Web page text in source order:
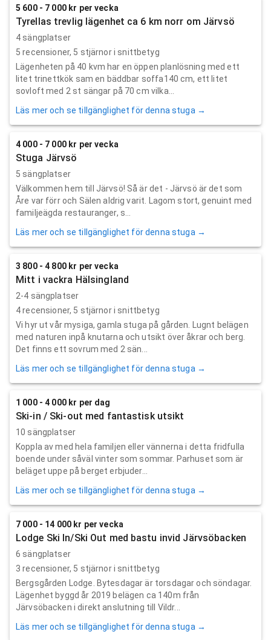
5 600 - 7 000 kr per vecka
Tyrellas trevlig lägenhet ca 6 km norr om Järvsö
4 sängplatser
5 recensioner, 5 stjärnor i snittbetyg
Lägenheten på 40 kvm har en öppen planlösning med ett
litet trinettkök sam en bäddbar soffa140 cm, ett litet
sovloft med 2 st sängar på 70 cm vilka...
Läs mer och se tillgänglighet för denna stuga →
4 000 - 7 000 kr per vecka
Stuga Järvsö
5 sängplatser
Välkommen hem till Järvsö! Så är det - Järvsö är det som
Åre var förr och Sälen aldrig varit. Lagom stort, genuint med
familjeägda restauranger, s...
Läs mer och se tillgänglighet för denna stuga →
3 800 - 4 800 kr per vecka
Mitt i vackra Hälsingland
2-4 sängplatser
4recensioner, 5 stjärnor i snittbetyg
Vi hyr ut vår mysiga, gamla stuga på gården. Lugnt belägen
med naturen inpå knutarna och utsikt över åkrar och berg.
Det finns ett sovrum med 2 sän...
Läs mer och se tillgänglighet för denna stuga →
1 000 - 4 000 kr per dag
Ski-in / Ski-out med fantastisk utsikt
10 sängplatser
Koppla av med hela familjen eller vännerna i detta fridfulla
boende under såväl vinter som sommar. Parhuset som är
beläget uppe på berget erbjuder...
Läs mer och se tillgänglighet för denna stuga →
7 000 - 14 000 kr per vecka
Lodge Ski In/Ski Out med bastu invid Järvsöbacken
6 sängplatser
3 recensioner, 5 stjärnor i snittbetyg
Bergsgården Lodge. Bytesdagar är torsdagar och söndagar.
Lägenhet byggd år 2019 belägen ca 140m från
Järvsöbacken i direkt anslutning till Vildr...
Läs mer och se tillgänglighet för denna stuga →